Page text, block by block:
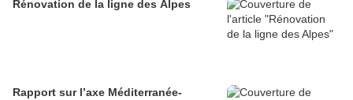
Rénovation de la ligne des Alpes
Rapport sur l’axe Méditerranée-